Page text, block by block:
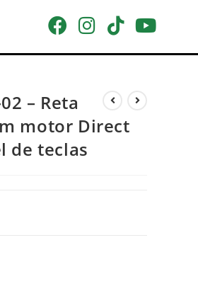
– Reta
motor Direct
de teclas